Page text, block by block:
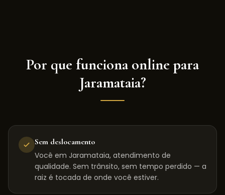
Por que funciona online para
Jaramataia?
Sem deslocamento
Você em Jaramataia, atendimento de
qualidade. Sem trânsito, sem tempo perdido — a
raiz é tocada de onde você estiver.